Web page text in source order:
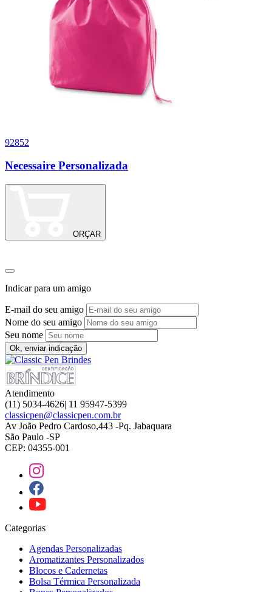
92852
Necessaire Personalizada
ORÇAR
Indicar para um amigo
E-mail do seu amigo
Nome do seu amigo
Seu nome
Ok, enviar indicação
Atendimento
(11) 5034-4626| 11 95947-5399
classicpen@classicpen.com.br
Av João Pedro Cardoso,443 -Pq. Jabaquara
São Paulo -SP
CEP: 04355-001
Categorias
Agendas Personalizadas
Aromatizantes Personalizados
Blocos e Cadernetas
Bolsa Térmica Personalizada